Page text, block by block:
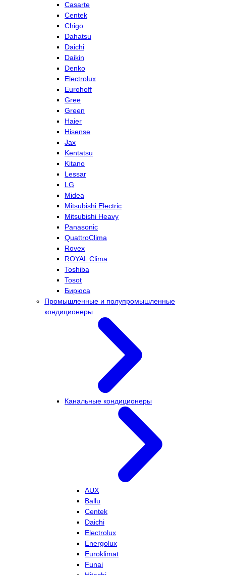
Casarte
Centek
Chigo
Dahatsu
Daichi
Daikin
Denko
Electrolux
Eurohoff
Gree
Green
Haier
Hisense
Jax
Kentatsu
Kitano
Lessar
LG
Midea
Mitsubishi Electric
Mitsubishi Heavy
Panasonic
QuattroClima
Rovex
ROYAL Clima
Toshiba
Tosot
Бирюса
Промышленные и полупромышленные
кондиционеры
Канальные кондиционеры
AUX
Ballu
Centek
Daichi
Electrolux
Energolux
Euroklimat
Funai